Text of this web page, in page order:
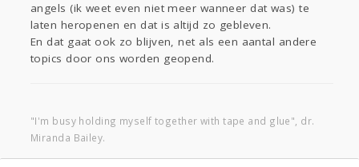
angels (ik weet even niet meer wanneer dat was) te
laten heropenen en dat is altijd zo gebleven.
En dat gaat ook zo blijven, net als een aantal andere
topics door ons worden geopend.
"I'm busy holding myself together with tape and glue", dr.
Miranda Bailey.